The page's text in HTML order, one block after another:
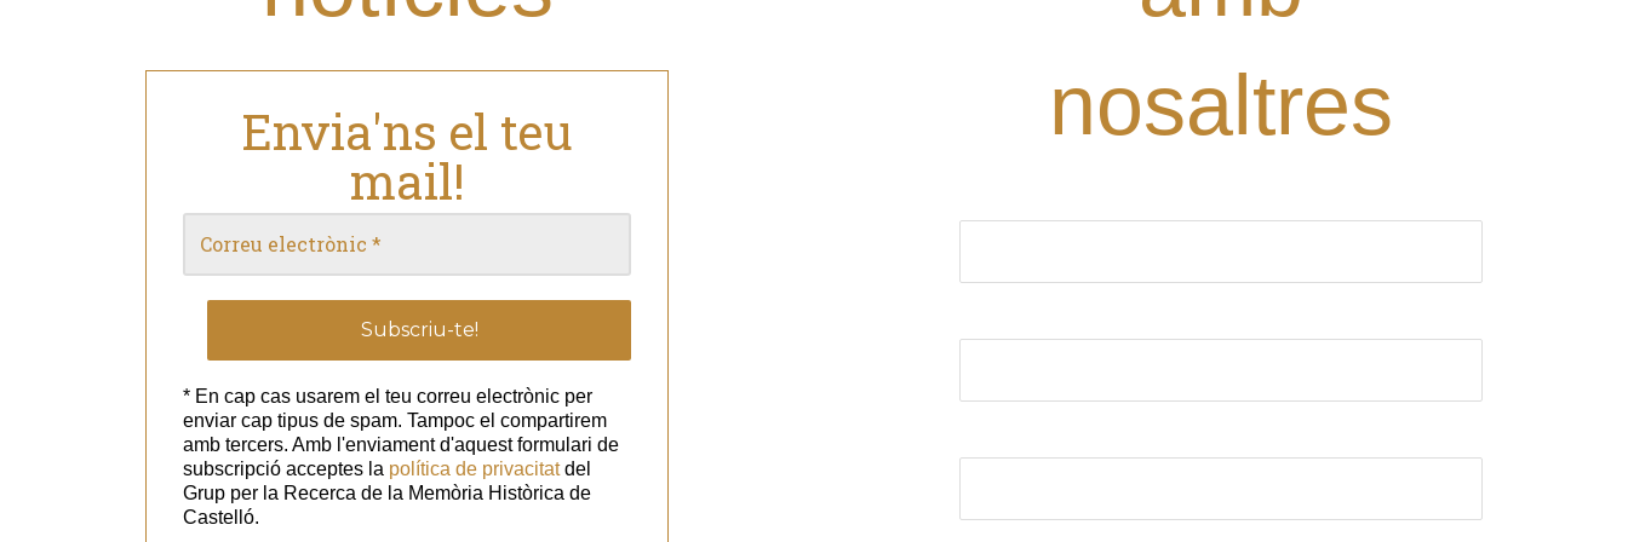
Envia'ns el teu
mail!
* En cap cas usarem el teu correu electrònic per
enviar cap tipus de spam. Tampoc el compartirem
amb tercers. Amb l'enviament d'aquest formulari de
subscripció acceptes la política de privacitatdel
Grup per la Recerca de la Memòria Històrica de
Castelló.
nosaltres